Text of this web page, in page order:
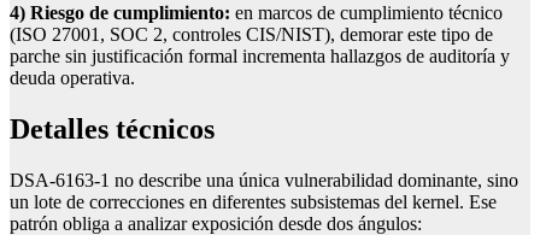
4) Riesgo de cumplimiento: en marcos de cumplimiento técnico
(ISO 27001, SOC 2, controles CIS/NIST), demorar este tipo de
parche sin justificación formal incrementa hallazgos de auditoría y
deuda operativa.
Detalles técnicos
DSA-6163-1 no describe una única vulnerabilidad dominante, sino
un lote de correcciones en diferentes subsistemas del kernel. Ese
patrón obliga a analizar exposición desde dos ángulos: